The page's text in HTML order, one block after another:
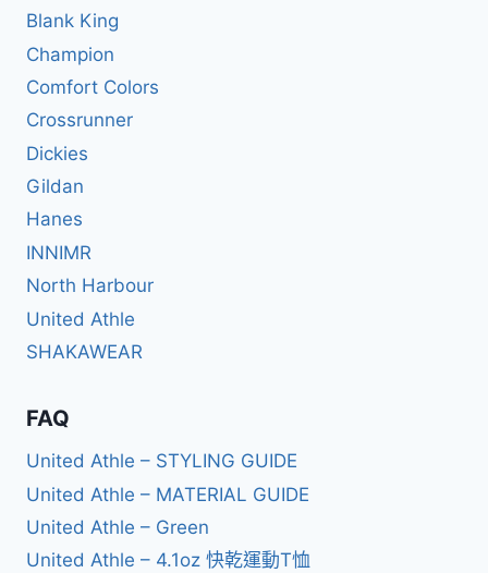
Blank King
Champion
Comfort Colors
Crossrunner
Dickies
Gildan
Hanes
INNIMR
North Harbour
United Athle
SHAKAWEAR
FAQ
United Athle – STYLING GUIDE
United Athle – MATERIAL GUIDE
United Athle – Green
United Athle – 4.1oz 快乾運動T恤